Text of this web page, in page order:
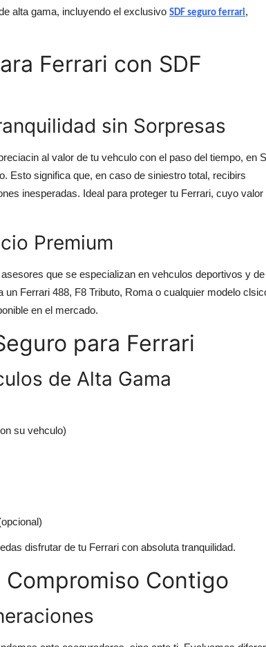
alta gama, incluyendo el exclusivo SDF seguro ferrari,
Ferrari con SDF
sin Sorpresas
al valor de tu vehculo con el paso del tiempo, en
Esto significa que, en caso de siniestro total, recibirs
inesperadas. Ideal para proteger tu Ferrari, cuyo valor
Premium
que se especializan en vehculos deportivos y de
Ferrari 488, F8 Tributo, Roma o cualquier modelo
en el mercado.
para Ferrari
de Alta Gama
su vehculo)
disfrutar de tu Ferrari con absoluta tranquilidad.
Contigo